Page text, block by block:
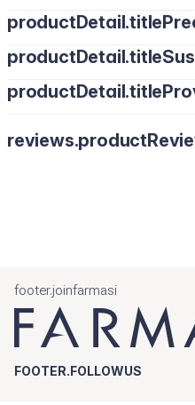
footer.joinfarmasi
FOOTER.FOLLOWUS